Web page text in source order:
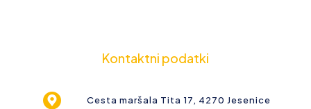
Kontaktni podatki
Cesta maršala Tita 17, 4270 Jesenice